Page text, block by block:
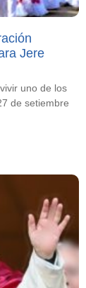
Jere
uno de los
de setiembre